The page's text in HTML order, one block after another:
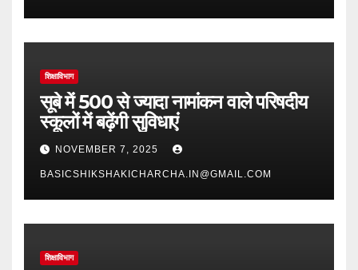
शिक्षाविभाग
सूबे में 500 से ज्यादा नामांकन वाले परिषदीय
स्कूलों में बढ़ेंगी सुविधाएं
NOVEMBER 7, 2025
BASICSHIKSHAKICHARCHA.IN@GMAIL.COM
शिक्षाविभाग